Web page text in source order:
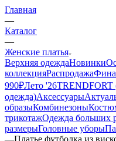
Главная
—
Каталог
—
Женские платья
Верхняя одеждаНовинки
коллекцияРаспродажа
990₽Лето '26TRENDFORT
одежда)Аксессуары
образыКомбинезоны
трикотажОдежда больших
размерыГоловные уборы
—Платье футболка из